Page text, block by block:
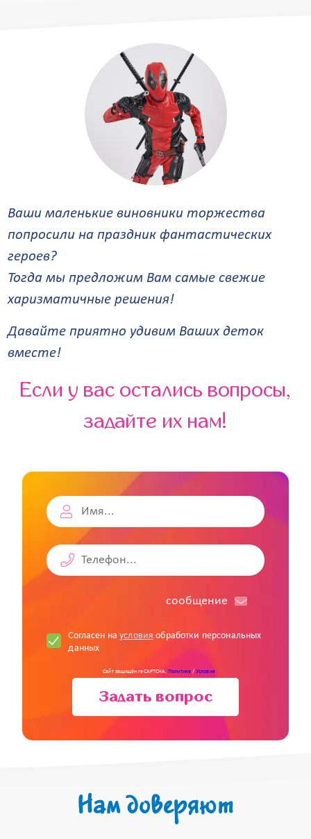
Ваши маленькие виновники торжества
попросили на праздник фантастических
героев?
Тогда мы предложим Вам самые свежие
харизматичные решения!
Давайте приятно удивим Ваших деток
вместе!
Если у вас остались вопросы,
задайте их нам!
cообщение
Согласен наусловия обработки персональных
данных
Сайт защищён reCAPTCHA.Политика/Условия
Задать вопрос
Нам доверяют